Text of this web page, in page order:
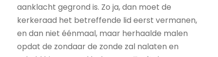
aanklacht gegrond is. Zo ja, dan moet de
kerkeraad het betreffende lid eerst vermanen,
en dan niet éénmaal, maar herhaalde malen
opdat de zondaar de zonde zal nalaten en